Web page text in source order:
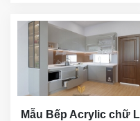
Mẫu Bếp Acrylic chữ L